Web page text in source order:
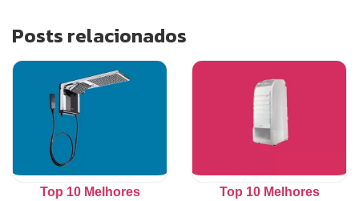
Posts relacionados
Top 10 Melhores
Top 10 Melhores